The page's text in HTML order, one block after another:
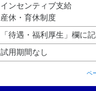
インセンティブ支給
産休・育休制度
「待遇・福利厚生」欄に
試用期間なし
ペ